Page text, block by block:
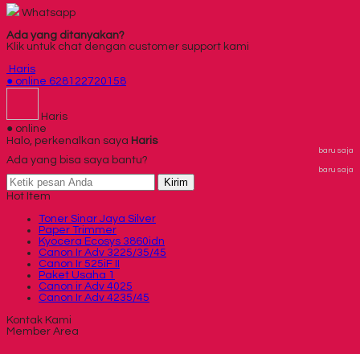
Whatsapp
Ada yang ditanyakan?
Klik untuk chat dengan customer support kami
Haris
● online 628122720158
Haris
● online
Halo, perkenalkan saya Haris
baru saja
Ada yang bisa saya bantu?
baru saja
Kirim
Hot Item
Toner Sinar Jaya Silver
Paper Trimmer
Kyocera Ecosys 3860idn
Canon Ir Adv 3225/35/45
Canon Ir 525iF II
Paket Usaha 1
Canon ir Adv 4025
Canon Ir Adv 4235/45
Kontak Kami
Member Area